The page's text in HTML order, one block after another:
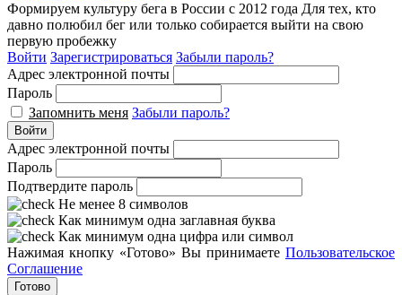
Формируем культуру бега в России с 2012 года Для тех, кто
давно полюбил бег или только собирается выйти на свою
первую пробежку
Войти Зарегистрироваться Забыли пароль?
Адрес электронной почты
Пароль
Запомнить меня Забыли пароль?
Войти
Адрес электронной почты
Пароль
Подтвердите пароль
Не менее 8 символов
Как минимум одна заглавная буква
Как минимум одна цифра или символ
Нажимая кнопку «Готово» Вы принимаете Пользовательское
Соглашение
Готово